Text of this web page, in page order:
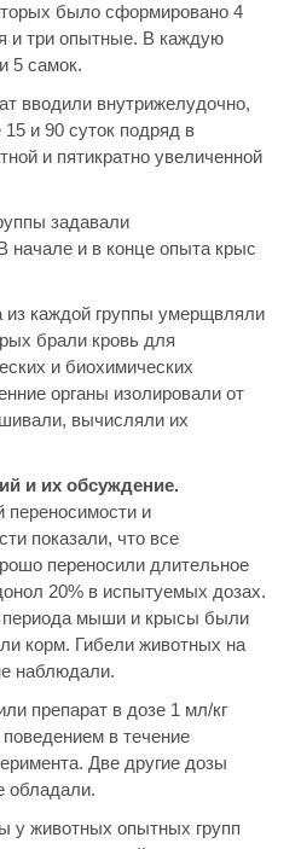
было сформировано 4
и три опытные. В каждую
5 самок.
вводили внутрижелудочно,
и 90 суток подряд в
и пятикратно увеличенной
задавали
начале и в конце опыта крыс
из каждой группы умерщвляли
брали кровь для
и биохимических
органы изолировали от
вычисляли их
и их обсуждение.
переносимости и
показали, что все
переносили длительное
20% в испытуемых дозах.
периода мыши и крысы были
корм. Гибели животных на
наблюдали.
препарат в дозе 1 мл/кг
в течение
Две другие дозы
обладали.
у животных опытных групп